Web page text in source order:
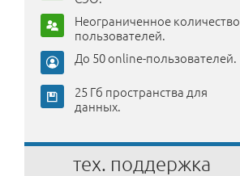
Неограниченное количество
пользователей.
До 50 online-пользователей.
25 Гб пространства для
данных.
тех. поддержка